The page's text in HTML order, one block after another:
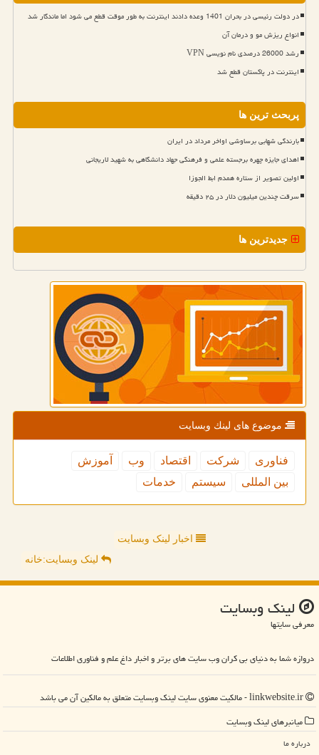
در دولت رئیسی در بحران 1401 وعده دادند اینترنت به طور موقت قطع می شود اما ماندگار شد
انواع ریزش مو و درمان آن
رشد 26000 درصدی نام نویسی VPN
اینترنت در پاکستان قطع شد
پربحث ترین ها
بارندگی شهابی برساوشی اواخر مرداد در ایران
اهدای جایزه چهره برجسته علمی و فرهنگی جهاد دانشگاهی به شهید لاریجانی
اولین تصویر از ستاره همدم ابط الجوزا
سرقت چندین میلیون دلار در ۲۵ دقیقه
جدیدترین ها
موضوع های لینك وبسایت
فناوری شركت اقتصاد وب
آموزش
بین المللی
سیستم خدمات
اخبار لینک وبسایت
لینک وبسایت:خانه
لینك وبسایت
معرفی سایتها
دروازه شما به دنیای بی کران وب سایت های برتر و اخبار داغ علم و فناوری اطلاعات
میانبرهای لینك وبسایت
درباره ما